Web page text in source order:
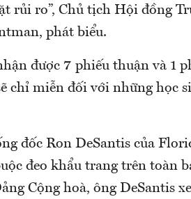
rủi ro”, Chủ tịch Hội đồng
phát biểu.
được 7 phiếu thuận và 1
chỉ miễn đối với những học
đốc Ron DeSantis của
đeo khẩu trang trên toàn
Cộng hoà, ông DeSantis